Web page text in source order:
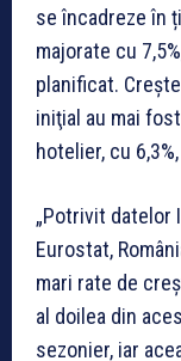
se încadreze în
majorate cu
planificat.
iniţial au mai
hotelier, cu
„Potrivit datelor
Eurostat,
mari rate de
al doilea din
sezonier, iar